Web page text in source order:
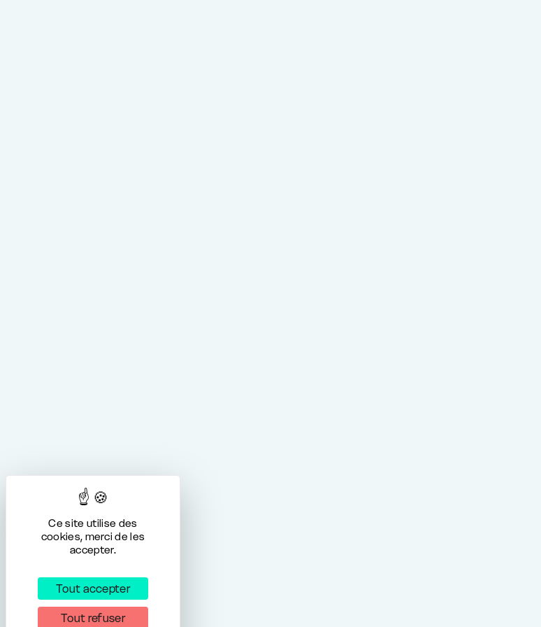
Ce site utilise des
cookies, merci de les
accepter.
Tout accepter
Tout refuser